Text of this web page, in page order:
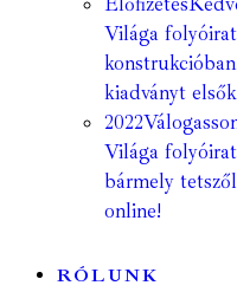
Világa
kiadványt
2022
Világa
bármely
online!
RÓLUNK